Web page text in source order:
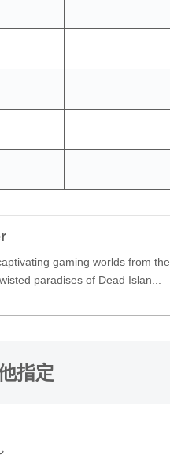
gaming worlds from
paradises of Dead Islan...
指定